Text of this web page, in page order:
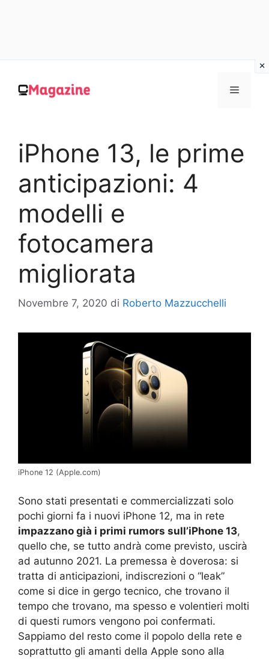
contenuto
MENU
iPhone 13, le prime
anticipazioni: 4
modelli e
fotocamera
migliorata
Novembre 7, 2020 di Roberto Mazzucchelli
iPhone 12 (Apple.com)
Sono stati presentati e commercializzati solo
pochi giorni fa i nuovi iPhone 12, ma in rete
impazzano già i primi rumors sull’iPhone 13,
quello che, se tutto andrà come previsto, uscirà
ad autunno 2021. La premessa è doverosa: si
tratta di anticipazioni, indiscrezioni o “leak”
come si dice in gergo tecnico, che trovano il
tempo che trovano, ma spesso e volentieri molti
di questi rumors vengono poi confermati.
Sappiamo del resto come il popolo della rete e
soprattutto gli amanti della Apple sono alla